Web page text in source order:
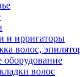
и ирригаторы
волос,
волос